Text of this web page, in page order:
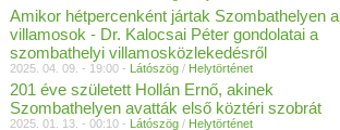
Amikor hétpercenként jártak Szombathelyen a
villamosok - Dr. Kalocsai Péter gondolatai a
szombathelyi villamosközlekedésről
2025. 04. 09. - 19:00 - Látószög / Helytörténet
201 éve született Hollán Ernő, akinek
Szombathelyen avatták első köztéri szobrát
2025. 01. 13. - 00:10 - Látószög / Helytörténet